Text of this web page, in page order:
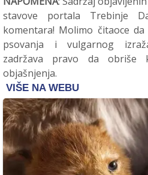
stavove portala Trebinje
komentara! Molimo čitaoce
psovanja i vulgarnog
zadržava pravo da obriše
objašnjenja.